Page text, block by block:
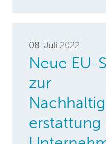
08. Juli 2022
Neue EU-
zur
erstattung